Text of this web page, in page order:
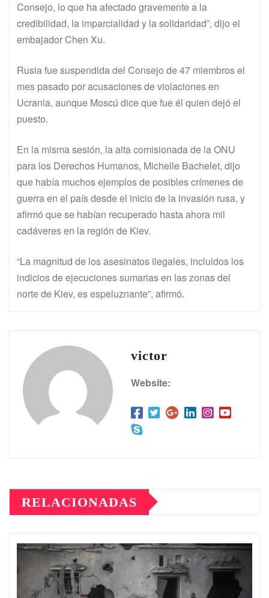
Consejo, lo que ha afectado gravemente a la
credibilidad, la imparcialidad y la solidaridad”, dijo el
embajador Chen Xu.
Rusia fue suspendida del Consejo de 47 miembros el
mes pasado por acusaciones de violaciones en
Ucrania, aunque Moscú dice que fue él quien dejó el
puesto.
En la misma sesión, la alta comisionada de la ONU
para los Derechos Humanos, Michelle Bachelet, dijo
que había muchos ejemplos de posibles crímenes de
guerra en el país desde el inicio de la invasión rusa, y
afirmó que se habían recuperado hasta ahora mil
cadáveres en la región de Kiev.
“La magnitud de los asesinatos ilegales, incluidos los
indicios de ejecuciones sumarias en las zonas del
norte de Kiev, es espeluznante”, afirmó.
victor
Website:
RELACIONADAS